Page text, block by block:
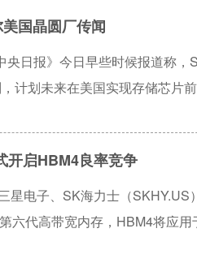
国晶圆厂传闻
央日报》今日早些时候报道称
计划未来在美国实现存储芯片
开启HBM4良率竞争
星电子、SK海力士（
六代高带宽内存，HBM4将应
企业业绩关键支撑。